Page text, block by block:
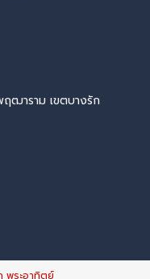
ฒาราม เขตบางรัก
พระอาทิตย์